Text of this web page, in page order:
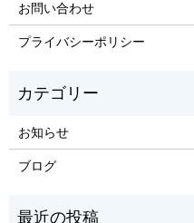
お問い合わせ
プライバシーポリシー
お知らせ
ブログ